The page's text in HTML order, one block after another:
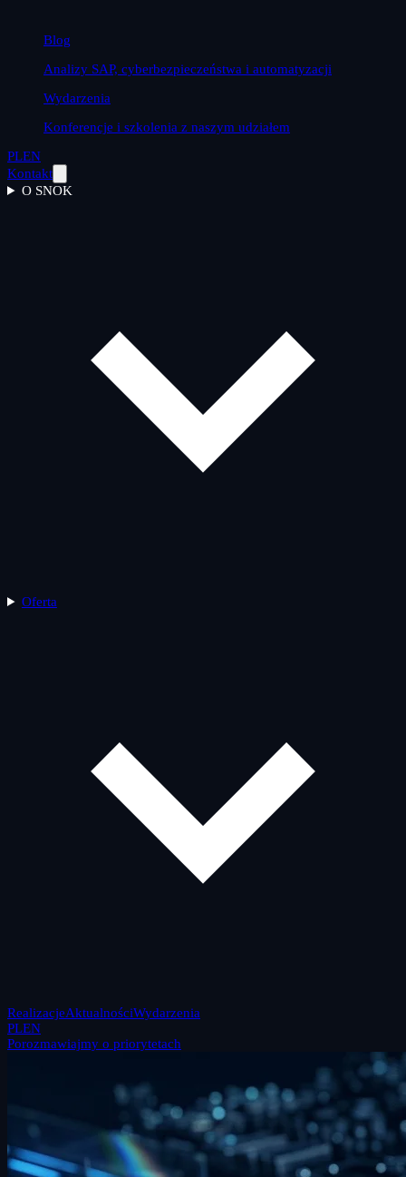
Blog
Analizy SAP, cyberbezpieczeństwa i automatyzacji
Wydarzenia
Konferencje i szkolenia z naszym udziałem
PLEN
Kontakt
O SNOK
Oferta
RealizacjeAktualnościWydarzenia
PLEN
Porozmawiajmy o priorytetach